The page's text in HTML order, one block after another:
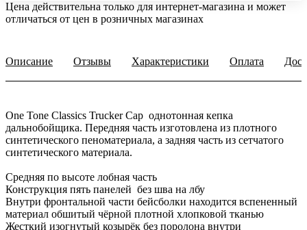
Цена действительна только для интернет-магазина и может
отличаться от цен в розничных магазинах
Описание Отзывы Характеристики Оплата
One Tone Classics Trucker Cap однотонная кепка
дальнобойщика. Передняя часть изготовлена из плотного
синтетического пеноматериала, а задняя часть из сетчатого
синтетического материала.
Средняя по высоте лобная часть
Конструкция пять панелей без шва на лбу
Внутри фронтальной части бейсболки находится вспененный
материал обшитый чёрной плотной хлопковой тканью
Жесткий изогнутый козырёк без поролона внутри